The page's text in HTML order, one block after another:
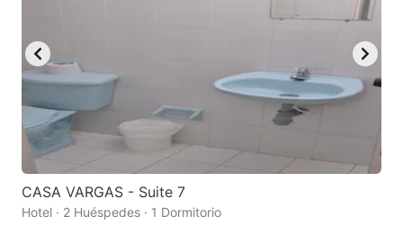
CASA VARGAS - Suite 7
Hotel · 2 Huéspedes · 1 Dormitorio